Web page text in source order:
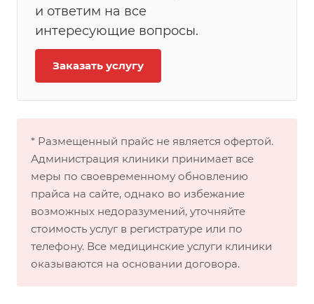
и ответим на все
интересующие вопросы.
Заказать услугу
* Размещенный прайс не является офертой.
Администрация клиники принимает все
меры по своевременному обновлению
прайса на сайте, однако во избежание
возможных недоразумений, уточняйте
стоимость услуг в регистратуре или по
телефону. Все медицинские услуги клиники
оказываются на основании договора.